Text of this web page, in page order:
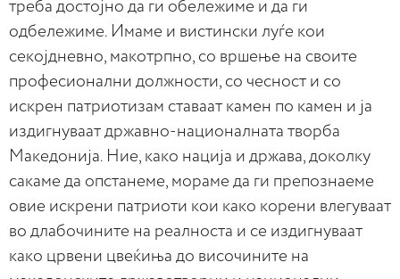
треба достојно да ги обележиме и да ги
одбележиме. Имаме и вистински луѓе кои
секојдневно, макотрпно, со вршење на своите
професионални должности, со чесност и со
искрен патриотизам ставаат камен по камен и ја
издигнуваат државно-националната творба
Македонија. Ние, како нација и држава, доколку
сакаме да опстанеме, мораме да ги препознаеме
овие искрени патриоти кои како корени влегуваат
во длабочините на реалноста и се издигнуваат
како црвени цвеќиња до височините на